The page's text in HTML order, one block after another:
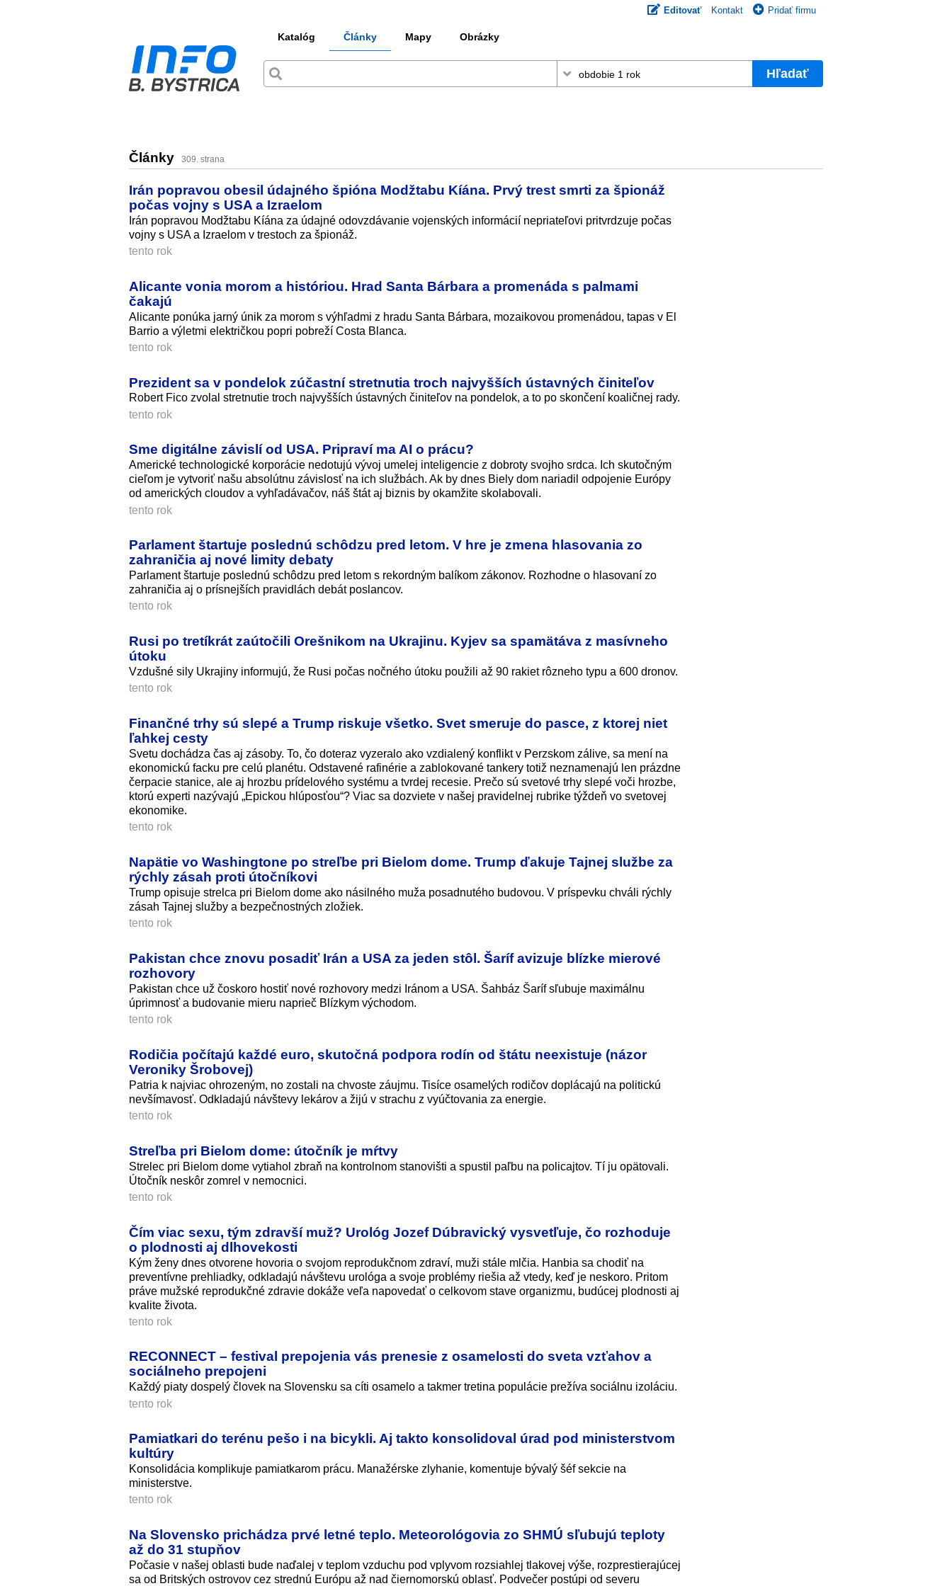
Editovať Kontakt Pridať firmu
Katalóg Články Mapy Obrázky
Hľadať
Články 309. strana
Irán popravou obesil údajného špióna Modžtabu Kíána. Prvý trest smrti za špionáž
počas vojny s USA a Izraelom
Irán popravou Modžtabu Kíána za údajné odovzdávanie vojenských informácií nepriateľovi pritvrdzuje počas
vojny s USA a Izraelom v trestoch za špionáž.
tento rok
Alicante vonia morom a históriou. Hrad Santa Bárbara a promenáda s palmami
čakajú
Alicante ponúka jarný únik za morom s výhľadmi z hradu Santa Bárbara, mozaikovou promenádou, tapas v El
Barrio a výletmi električkou popri pobreží Costa Blanca.
tento rok
Prezident sa v pondelok zúčastní stretnutia troch najvyšších ústavných činiteľov
Robert Fico zvolal stretnutie troch najvyšších ústavných činiteľov na pondelok, a to po skončení koaličnej rady.
tento rok
Sme digitálne závislí od USA. Pripraví ma AI o prácu?
Americké technologické korporácie nedotujú vývoj umelej inteligencie z dobroty svojho srdca. Ich skutočným
cieľom je vytvoriť našu absolútnu závislosť na ich službách. Ak by dnes Biely dom nariadil odpojenie Európy
od amerických cloudov a vyhľadávačov, náš štát aj biznis by okamžite skolabovali.
tento rok
Parlament štartuje poslednú schôdzu pred letom. V hre je zmena hlasovania zo
zahraničia aj nové limity debaty
Parlament štartuje poslednú schôdzu pred letom s rekordným balíkom zákonov. Rozhodne o hlasovaní zo
zahraničia aj o prísnejších pravidlách debát poslancov.
tento rok
Rusi po tretíkrát zaútočili Orešnikom na Ukrajinu. Kyjev sa spamätáva z masívneho
útoku
Vzdušné sily Ukrajiny informujú, že Rusi počas nočného útoku použili až 90 rakiet rôzneho typu a 600 dronov.
tento rok
Finančné trhy sú slepé a Trump riskuje všetko. Svet smeruje do pasce, z ktorej niet
ľahkej cesty
Svetu dochádza čas aj zásoby. To, čo doteraz vyzeralo ako vzdialený konflikt v Perzskom zálive, sa mení na
ekonomickú facku pre celú planétu. Odstavené rafinérie a zablokované tankery totiž neznamenajú len prázdne
čerpacie stanice, ale aj hrozbu prídelového systému a tvrdej recesie. Prečo sú svetové trhy slepé voči hrozbe,
ktorú experti nazývajú „Epickou hlúposťou“? Viac sa dozviete v našej pravidelnej rubrike týždeň vo svetovej
ekonomike.
tento rok
Napätie vo Washingtone po streľbe pri Bielom dome. Trump ďakuje Tajnej službe za
rýchly zásah proti útočníkovi
Trump opisuje strelca pri Bielom dome ako násilného muža posadnutého budovou. V príspevku chváli rýchly
zásah Tajnej služby a bezpečnostných zložiek.
tento rok
Pakistan chce znovu posadiť Irán a USA za jeden stôl. Šaríf avizuje blízke mierové
rozhovory
Pakistan chce už čoskoro hostiť nové rozhovory medzi Iránom a USA. Šahbáz Šaríf sľubuje maximálnu
úprimnosť a budovanie mieru naprieč Blízkym východom.
tento rok
Rodičia počítajú každé euro, skutočná podpora rodín od štátu neexistuje (názor
Veroniky Šrobovej)
Patria k najviac ohrozeným, no zostali na chvoste záujmu. Tisíce osamelých rodičov doplácajú na politickú
nevšímavosť. Odkladajú návštevy lekárov a žijú v strachu z vyúčtovania za energie.
tento rok
Streľba pri Bielom dome: útočník je mŕtvy
Strelec pri Bielom dome vytiahol zbraň na kontrolnom stanovišti a spustil paľbu na policajtov. Tí ju opätovali.
Útočník neskôr zomrel v nemocnici.
tento rok
Čím viac sexu, tým zdravší muž? Urológ Jozef Dúbravický vysvetľuje, čo rozhoduje
o plodnosti aj dlhovekosti
Kým ženy dnes otvorene hovoria o svojom reprodukčnom zdraví, muži stále mlčia. Hanbia sa chodiť na
preventívne prehliadky, odkladajú návštevu urológa a svoje problémy riešia až vtedy, keď je neskoro. Pritom
práve mužské reprodukčné zdravie dokáže veľa napovedať o celkovom stave organizmu, budúcej plodnosti aj
kvalite života.
tento rok
RECONNECT – festival prepojenia vás prenesie z osamelosti do sveta vzťahov a
sociálneho prepojeni
Každý piaty dospelý človek na Slovensku sa cíti osamelo a takmer tretina populácie prežíva sociálnu izoláciu.
tento rok
Pamiatkari do terénu pešo i na bicykli. Aj takto konsolidoval úrad pod ministerstvom
kultúry
Konsolidácia komplikuje pamiatkarom prácu. Manažérske zlyhanie, komentuje bývalý šéf sekcie na
ministerstve.
tento rok
Na Slovensko prichádza prvé letné teplo. Meteorológovia zo SHMÚ sľubujú teploty
až do 31 stupňov
Počasie v našej oblasti bude naďalej v teplom vzduchu pod vplyvom rozsiahlej tlakovej výše, rozprestierajúcej
sa od Britských ostrovov cez strednú Európu až nad čiernomorskú oblasť. Podvečer postúpi od severu